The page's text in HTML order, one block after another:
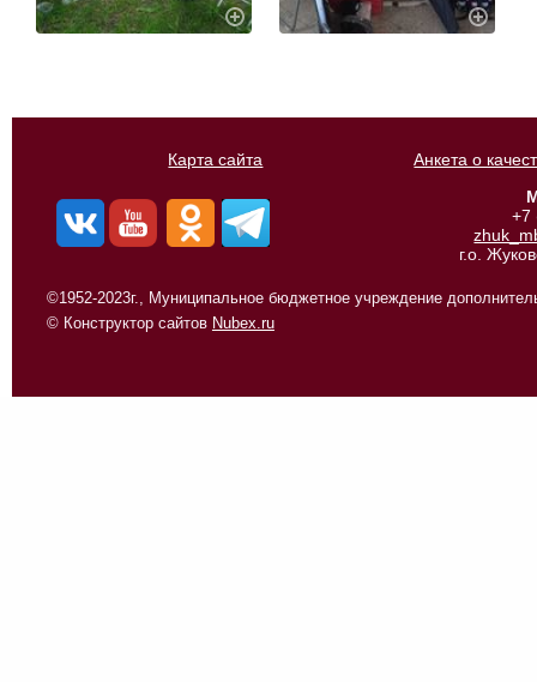
Карта сайта
Анкета о
+7
г.о.
©1952-2023г., Муниципальное бюджетное учреждение
© Конструктор сайтов Nubex.ru